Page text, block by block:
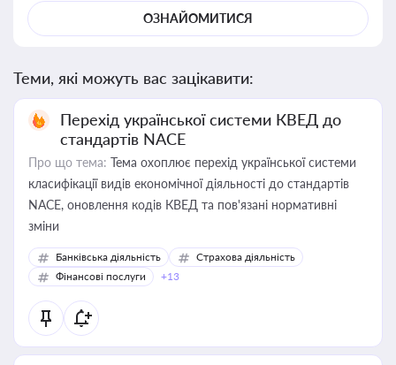
ОЗНАЙОМИТИСЯ
Теми, які можуть вас зацікавити:
Перехід української системи КВЕД до
стандартів NACE
Про що тема: Тема охоплює перехід української системи
класифікації видів економічної діяльності до стандартів
NACE, оновлення кодів КВЕД та пов'язані нормативні
зміни
Банківська діяльність
Страхова діяльність
Фінансові послуги
+13